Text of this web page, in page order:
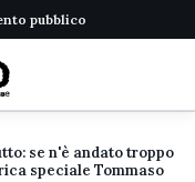
pubblico
se n'è andato troppo
speciale Tommaso